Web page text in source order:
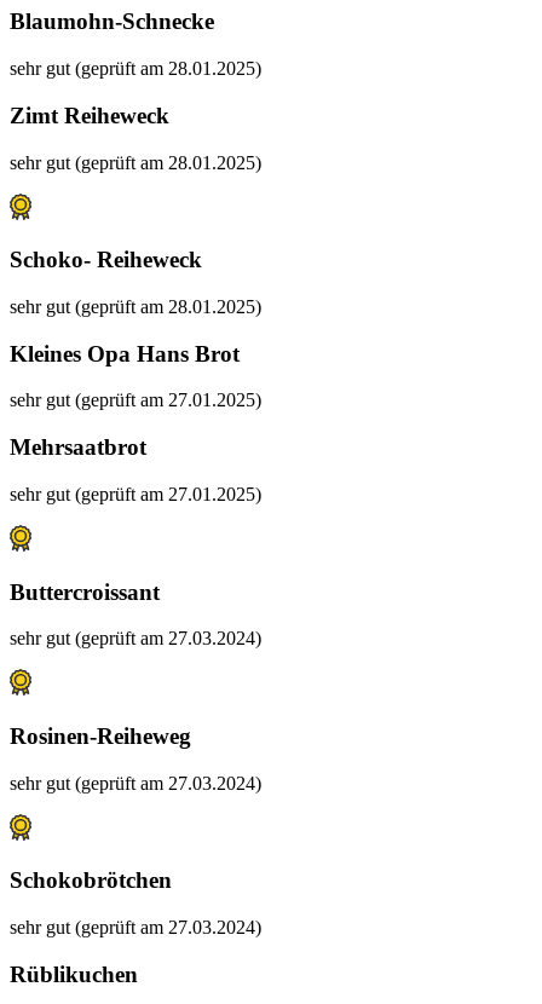
Blaumohn-Schnecke
sehr gut (geprüft am 28.01.2025)
Zimt Reiheweck
sehr gut (geprüft am 28.01.2025)
Schoko- Reiheweck
sehr gut (geprüft am 28.01.2025)
Kleines Opa Hans Brot
sehr gut (geprüft am 27.01.2025)
Mehrsaatbrot
sehr gut (geprüft am 27.01.2025)
Buttercroissant
sehr gut (geprüft am 27.03.2024)
Rosinen-Reiheweg
sehr gut (geprüft am 27.03.2024)
Schokobrötchen
sehr gut (geprüft am 27.03.2024)
Rüblikuchen